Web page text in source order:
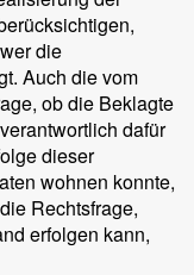
die
Auch die vom
ob die Beklagte
dafür
dieser
wohnen konnte,
Rechtsfrage,
erfolgen kann,